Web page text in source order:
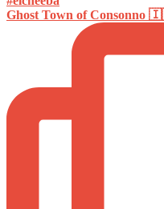
Ghost Town of Consonno